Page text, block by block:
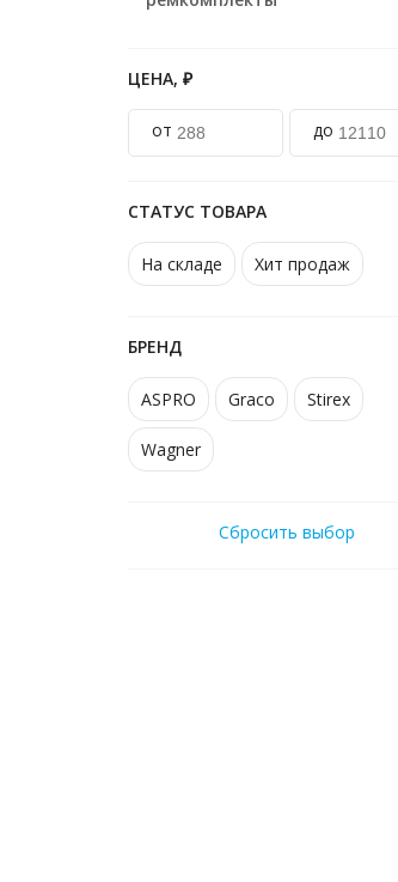
ЦЕНА, ₽
от до
СТАТУС ТОВАРА
На складе Хит продаж
БРЕНД
ASPRO Graco Stirex
Wagner
Сбросить выбор